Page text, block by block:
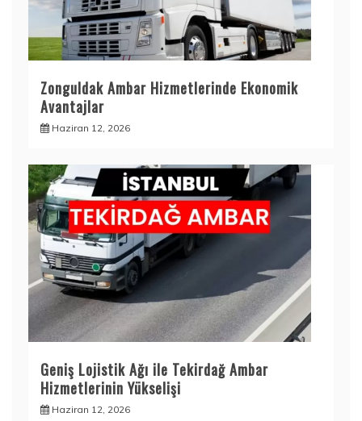
Zonguldak Ambar Hizmetlerinde Ekonomik
Avantajlar
Haziran 12, 2026
Geniş Lojistik Ağı ile Tekirdağ Ambar
Hizmetlerinin Yükselişi
Haziran 12, 2026